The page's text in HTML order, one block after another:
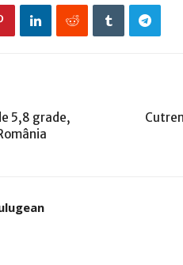
5,8 grade,